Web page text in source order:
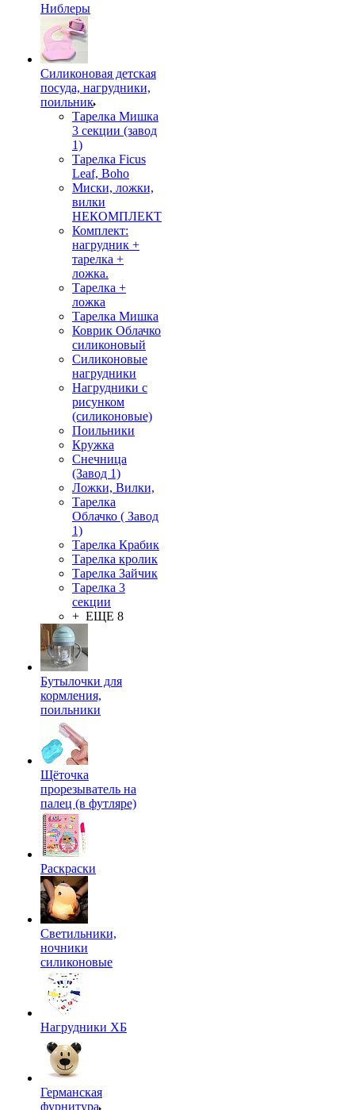
Ниблеры
Силиконовая детская
посуда, нагрудники,
поильник
Тарелка Мишка
3 секции (завод
1)
Тарелка Ficus
Leaf, Boho
Миски, ложки,
вилки
НЕКОМПЛЕКТ
Комплект:
нагрудник +
тарелка +
ложка.
Тарелка +
ложка
Тарелка Мишка
Коврик Облачко
силиконовый
Силиконовые
нагрудники
Нагрудники с
рисунком
(силиконовые)
Поильники
Кружка
Снечница
(Завод 1)
Ложки, Вилки,
Тарелка
Облачко ( Завод
1)
Тарелка Крабик
Тарелка кролик
Тарелка Зайчик
Тарелка 3
секции
+ ЕЩЕ 8
Бутылочки для
кормления,
поильники
Щёточка
прорезыватель на
палец (в футляре)
Раскраски
Светильники,
ночники
силиконовые
Нагрудники ХБ
Германская
фурнитура